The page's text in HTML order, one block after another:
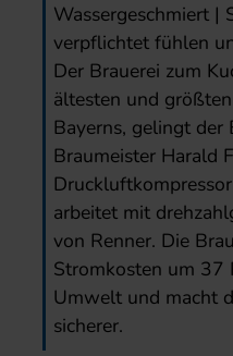
Wassergeschmiert |
verpflichtet fühlen
Der Brauerei zum
ältesten und
Bayerns, gelingt der
Braumeister Harald
arbeitet mit
von Renner. Die
Stromkosten um 37
Umwelt und macht
sicherer.